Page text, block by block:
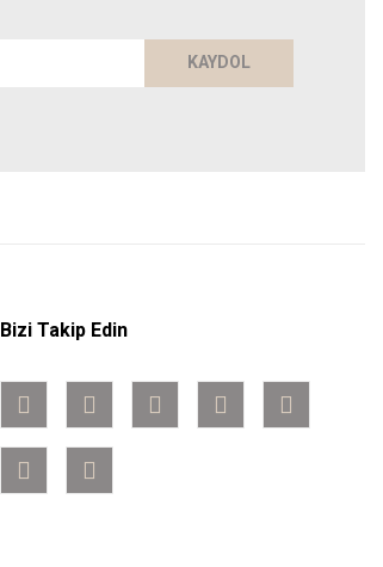
KAYDOL
Bizi Takip Edin